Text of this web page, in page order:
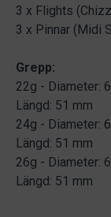
3 x Flights
3 x Pinnar (Midi
Grepp:
22g - Diameter:
Längd: 51 mm
24g - Diameter:
Längd: 51 mm
26g - Diameter:
Längd: 51 mm